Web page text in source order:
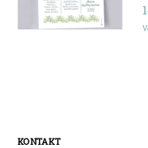
KONTAKT